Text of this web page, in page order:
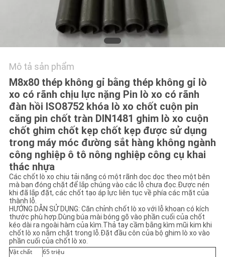
SƠ
ĐỒ
TRANG
WEB
PRIVACY
POLICY
Mô tả sản phẩm
M8x80 thép không gỉ bằng thép không gỉ lò
xo có rãnh chịu lực nặng Pin lò xo có rãnh
đàn hồi ISO8752 khóa lò xo chốt cuộn pin
căng pin chốt tràn DIN1481 ghim lò xo cuộn
chốt ghim chốt kẹp chốt kẹp được sử dụng
trong máy móc đường sắt hàng không ngành
công nghiệp ô tô nông nghiệp công cụ khai
thác nhựa
Các chốt lò xo chịu tải nặng có một rãnh dọc dọc theo một bên
mà bạn đóng chặt để lắp chúng vào các lỗ chưa đọc.Được nén
khi đã lắp đặt, các chốt tạo áp lực liên tục về phía các mặt của
thành lỗ.
HƯỚNG DẪN SỬ DỤNG: Căn chỉnh chốt lò xo với lỗ khoan có kích
thước phù hợp.Dùng búa mài bóng gõ vào phần cuối của chốt
kéo dài ra ngoài hàm của kìm.Thả tay cầm bằng kìm mũi kim khi
chốt lò xo nằm chặt trong lỗ.Đặt đầu côn của bộ ghim lò xo vào
phần cuối của chốt lò xo.
Vật chất
65 triệu